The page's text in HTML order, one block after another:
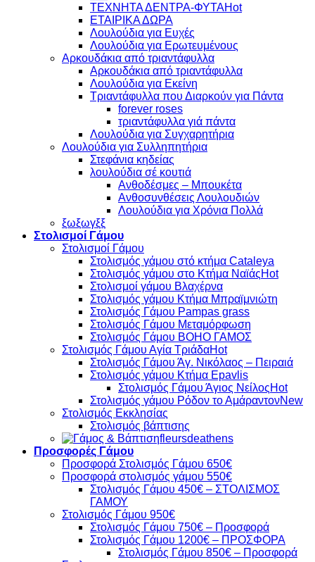
ΤΕΧΝΗΤΑ ΔΕΝΤΡΑ-ΦΥΤΑ
ΕΤΑΙΡΙΚΑ ΔΩΡΑ
Λουλούδια για Ευχές
Λουλούδια για Ερωτευμένους
Aρκουδάκια από τριαντάφυλλα
Aρκουδάκια από τριαντάφυλλα
Λουλούδια για Εκείνη
Τριαντάφυλλα που Διαρκούν για Πάντα
forever roses
τριαντάφυλλα γιά πάντα
Λουλούδια για Συγχαρητήρια
Λουλούδια για Συλληπητήρια
Στεφάνια κηδείας
λουλούδια σέ κουτιά
Ανθοδέσμες – Μπουκέτα
Ανθοσυνθέσεις Λουλουδιών
Λουλούδια για Χρόνια Πολλά
ξωξωγξξ
Στολισμοί Γάμου
Στολισμοί Γάμου
Στολισμός γάμου στό κτήμα Cataleya
Στολισμός γάμου στο Κτήμα Ναϊάς
Στολισμοί γάμου Βλαχέρνα
Στολισμός γάμου Κτήμα Μπραϊμνιώτη
Στολισμός Γάμου Pampas grass
Στολισμός Γάμου Μεταμόρφωση
Στολισμός Γάμου BOHO ΓΑΜΟΣ
Στολισμός Γάμου Αγία Τριάδα
Στολισμός Γάμου Άγ. Νικόλαος – Πειραιά
Στολισμός γάμου Κτήμα Epavlis
Στολισμός Γάμου Άγιος Νείλος
Στολισμός γάμου Ρόδον το Αμάραντον
Στολισμός Εκκλησίας
Στολισμός βάπτισης
fleursdeathens
Προσφορές Γάμου
Προσφορά Στολισμός Γάμου 650€
Προσφορά στολισμός γάμου 550€
Στολισμός Γάμου 450€ – ΣΤΟΛΙΣΜΟΣ
ΓΑΜΟΥ
Στολισμός Γάμου 950€
Στολισμός Γάμου 750€ – Προσφορά
Στολισμός Γάμου 1200€ – ΠΡΟΣΦΟΡΑ
Στολισμός Γάμου 850€ – Προσφορά